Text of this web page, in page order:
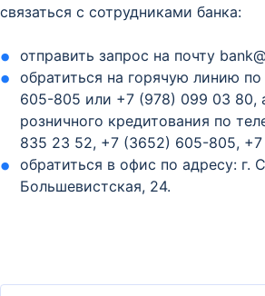
связаться с сотрудниками банка:
отправить запрос на почту
обратиться на горячую линию
605-805 или +7 (978) 099 03 80,
розничного кредитования по
835 23 52, +7 (3652) 605-805,
обратиться в офис по адресу: г.
Большевистская, 24.